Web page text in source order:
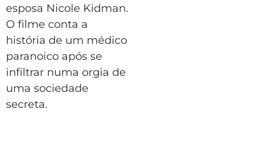
esposa Nicole Kidman.
O filme conta a
história de um médico
paranoico após se
infiltrar numa orgia de
uma sociedade
secreta.